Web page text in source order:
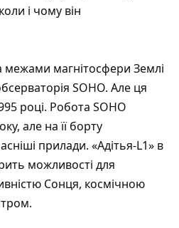
і чому він
межами магнітосфери Землі
SOHO. Але ця
році. Робота SOHO
але на її борту
прилади. «Адітья-L1» в
можливості для
Сонця, космічною